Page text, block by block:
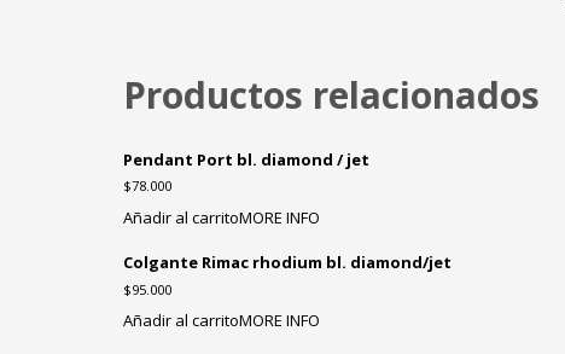
Productos relacionados
Pendant Port bl. diamond / jet
$78.000
Añadir al carritoMORE INFO
Colgante Rimac rhodium bl. diamond/jet
$95.000
Añadir al carritoMORE INFO